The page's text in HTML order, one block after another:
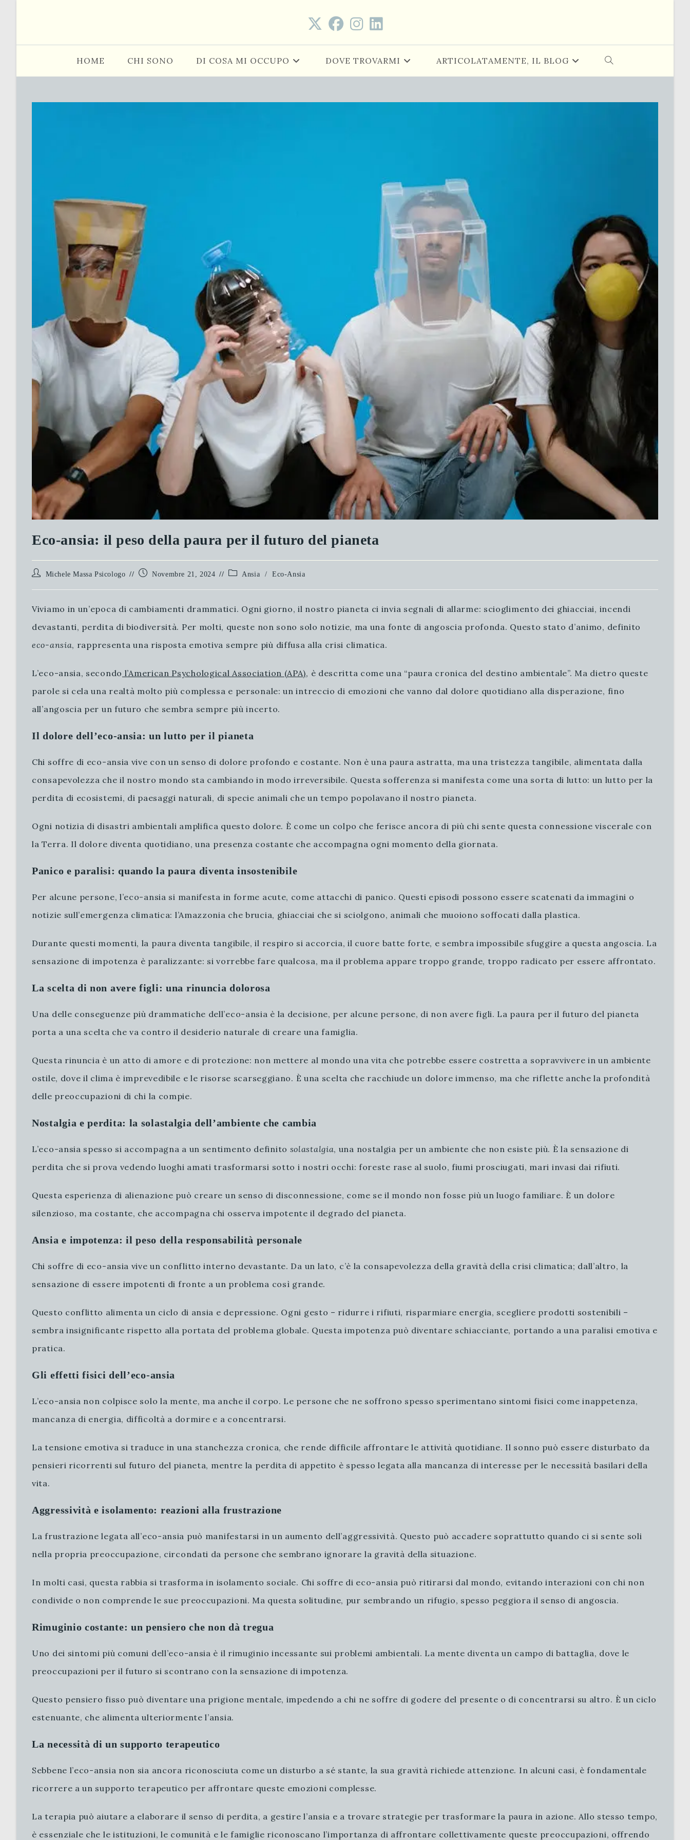
HOME CHI SONO DI COSA MI OCCUPO DOVE TROVARMI ARTICOLATAMENTE, IL BLOG ATTIVA/DISATTIVA
WEB
Eco-ansia: il peso della paura per il futuro del pianeta
AutoreMichele Massa Psicologo
ArticoloNovembre 21, 2024
Categoria
Ansia / Eco-Ansia
Viviamo in un’epoca di cambiamenti drammatici. Ogni giorno, il nostro pianeta ci invia segnali di allarme: scioglimento dei ghiacciai, incendi
devastanti, perdita di biodiversità. Per molti, queste non sono solo notizie, ma una fonte di angoscia profonda. Questo stato d’animo, definito
eco-ansia, rappresenta una risposta emotiva sempre più diffusa alla crisi climatica.
L’eco-ansia, secondo l’American Psychological Association (APA), è descritta come una “paura cronica del destino ambientale”. Ma dietro queste
parole si cela una realtà molto più complessa e personale: un intreccio di emozioni che vanno dal dolore quotidiano alla disperazione, fino
all’angoscia per un futuro che sembra sempre più incerto.
Il dolore dell’eco-ansia: un lutto per il pianeta
Chi soffre di eco-ansia vive con un senso di dolore profondo e costante. Non è una paura astratta, ma una tristezza tangibile, alimentata dalla
consapevolezza che il nostro mondo sta cambiando in modo irreversibile. Questa sofferenza si manifesta come una sorta di lutto: un lutto per la
perdita di ecosistemi, di paesaggi naturali, di specie animali che un tempo popolavano il nostro pianeta.
Ogni notizia di disastri ambientali amplifica questo dolore. È come un colpo che ferisce ancora di più chi sente questa connessione viscerale con
la Terra. Il dolore diventa quotidiano, una presenza costante che accompagna ogni momento della giornata.
Panico e paralisi: quando la paura diventa insostenibile
Per alcune persone, l’eco-ansia si manifesta in forme acute, come attacchi di panico. Questi episodi possono essere scatenati da immagini o
notizie sull’emergenza climatica: l’Amazzonia che brucia, ghiacciai che si sciolgono, animali che muoiono soffocati dalla plastica.
Durante questi momenti, la paura diventa tangibile, il respiro si accorcia, il cuore batte forte, e sembra impossibile sfuggire a questa angoscia. La
sensazione di impotenza è paralizzante: si vorrebbe fare qualcosa, ma il problema appare troppo grande, troppo radicato per essere affrontato.
La scelta di non avere figli: una rinuncia dolorosa
Una delle conseguenze più drammatiche dell’eco-ansia è la decisione, per alcune persone, di non avere figli. La paura per il futuro del pianeta
porta a una scelta che va contro il desiderio naturale di creare una famiglia.
Questa rinuncia è un atto di amore e di protezione: non mettere al mondo una vita che potrebbe essere costretta a sopravvivere in un ambiente
ostile, dove il clima è imprevedibile e le risorse scarseggiano. È una scelta che racchiude un dolore immenso, ma che riflette anche la profondità
delle preoccupazioni di chi la compie.
Nostalgia e perdita: la solastalgia dell’ambiente che cambia
L’eco-ansia spesso si accompagna a un sentimento definito solastalgia, una nostalgia per un ambiente che non esiste più. È la sensazione di
perdita che si prova vedendo luoghi amati trasformarsi sotto i nostri occhi: foreste rase al suolo, fiumi prosciugati, mari invasi dai rifiuti.
Questa esperienza di alienazione può creare un senso di disconnessione, come se il mondo non fosse più un luogo familiare. È un dolore
silenzioso, ma costante, che accompagna chi osserva impotente il degrado del pianeta.
Ansia e impotenza: il peso della responsabilità personale
Chi soffre di eco-ansia vive un conflitto interno devastante. Da un lato, c’è la consapevolezza della gravità della crisi climatica; dall’altro, la
sensazione di essere impotenti di fronte a un problema così grande.
Questo conflitto alimenta un ciclo di ansia e depressione. Ogni gesto – ridurre i rifiuti, risparmiare energia, scegliere prodotti sostenibili –
sembra insignificante rispetto alla portata del problema globale. Questa impotenza può diventare schiacciante, portando a una paralisi emotiva e
pratica.
Gli effetti fisici dell’eco-ansia
L’eco-ansia non colpisce solo la mente, ma anche il corpo. Le persone che ne soffrono spesso sperimentano sintomi fisici come inappetenza,
mancanza di energia, difficoltà a dormire e a concentrarsi.
La tensione emotiva si traduce in una stanchezza cronica, che rende difficile affrontare le attività quotidiane. Il sonno può essere disturbato da
pensieri ricorrenti sul futuro del pianeta, mentre la perdita di appetito è spesso legata alla mancanza di interesse per le necessità basilari della
vita.
Aggressività e isolamento: reazioni alla frustrazione
La frustrazione legata all’eco-ansia può manifestarsi in un aumento dell’aggressività. Questo può accadere soprattutto quando ci si sente soli
nella propria preoccupazione, circondati da persone che sembrano ignorare la gravità della situazione.
In molti casi, questa rabbia si trasforma in isolamento sociale. Chi soffre di eco-ansia può ritirarsi dal mondo, evitando interazioni con chi non
condivide o non comprende le sue preoccupazioni. Ma questa solitudine, pur sembrando un rifugio, spesso peggiora il senso di angoscia.
Rimuginio costante: un pensiero che non dà tregua
Uno dei sintomi più comuni dell’eco-ansia è il rimuginio incessante sui problemi ambientali. La mente diventa un campo di battaglia, dove le
preoccupazioni per il futuro si scontrano con la sensazione di impotenza.
Questo pensiero fisso può diventare una prigione mentale, impedendo a chi ne soffre di godere del presente o di concentrarsi su altro. È un ciclo
estenuante, che alimenta ulteriormente l’ansia.
La necessità di un supporto terapeutico
Sebbene l’eco-ansia non sia ancora riconosciuta come un disturbo a sé stante, la sua gravità richiede attenzione. In alcuni casi, è fondamentale
ricorrere a un supporto terapeutico per affrontare queste emozioni complesse.
La terapia può aiutare a elaborare il senso di perdita, a gestire l’ansia e a trovare strategie per trasformare la paura in azione. Allo stesso tempo,
è essenziale che le istituzioni, le comunità e le famiglie riconoscano l’importanza di affrontare collettivamente queste preoccupazioni, offrendo